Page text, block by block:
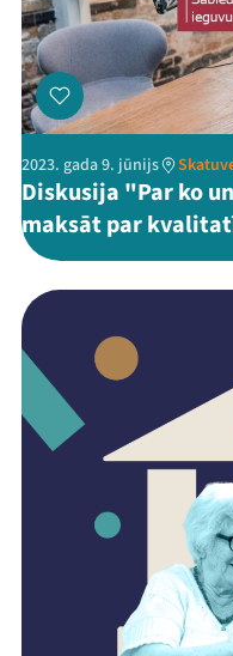
Viņi
Threads
2023. gada 9. jūnijs
Diskusija "Par ko
maksāt par